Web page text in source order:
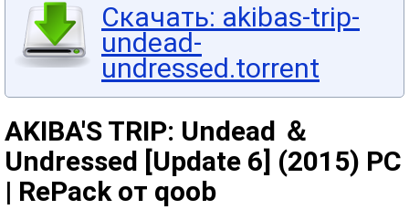
Скачать: akibas-trip-
undead-
undressed.torrent
AKIBA'S TRIP: Undead ＆
Undressed [Update 6] (2015) PC
| RePack от qoob